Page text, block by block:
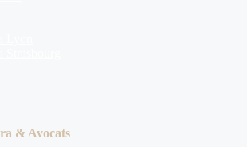
& Avocats